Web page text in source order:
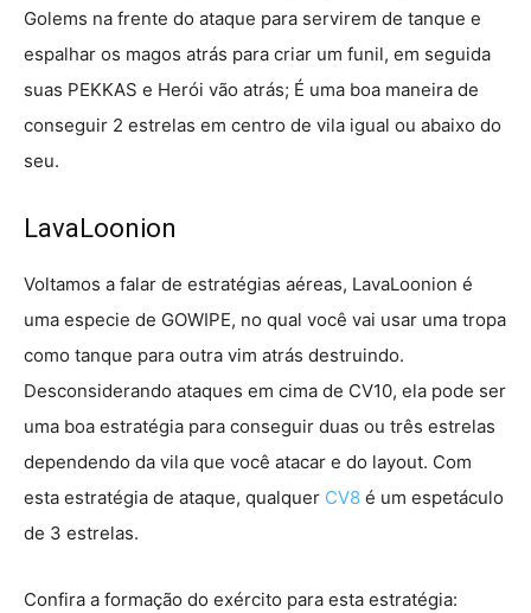
Golems na frente do ataque para servirem de tanque e
espalhar os magos atrás para criar um funil, em seguida
suas PEKKAS e Herói vão atrás; É uma boa maneira de
conseguir 2 estrelas em centro de vila igual ou abaixo do
seu.
LavaLoonion
Voltamos a falar de estratégias aéreas, LavaLoonion é
uma especie de GOWIPE, no qual você vai usar uma tropa
como tanque para outra vim atrás destruindo.
Desconsiderando ataques em cima de CV10, ela pode ser
uma boa estratégia para conseguir duas ou três estrelas
dependendo da vila que você atacar e do layout. Com
esta estratégia de ataque, qualquer CV8 é um espetáculo
de 3 estrelas.
Confira a formação do exército para esta estratégia: